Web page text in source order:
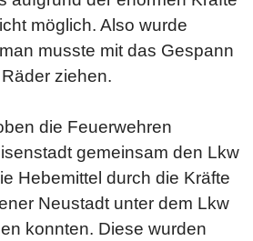
möglich. Also wurde
musste mit das Gespann
ziehen.
die Feuerwehren
gemeinsam den Lkw
Hebemittel durch die Kräfte
Neustadt unter dem Lkw
konnten. Diese wurden